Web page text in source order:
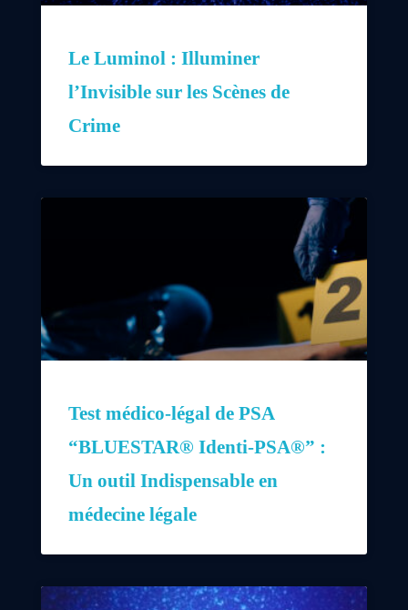
Le Luminol : Illuminer
l’Invisible sur les Scènes de
Crime
Test médico-légal de PSA
“BLUESTAR® Identi-PSA®” :
Un outil Indispensable en
médecine légale